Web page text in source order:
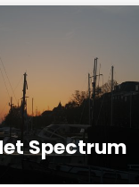
Spectrum